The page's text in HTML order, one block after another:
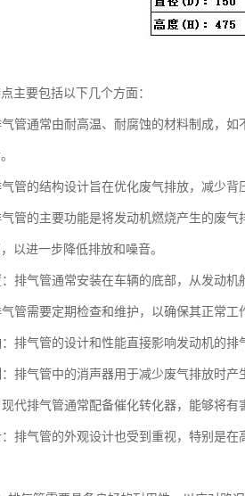
主要包括以下几个方面：
管通常由耐高温、耐腐蚀的材料制成，
管的结构设计旨在优化废气排放，减少
管的主要功能是将发动机燃烧产生的废
以进一步降低排放和噪音。
排气管通常安装在车辆的底部，从发动
管需要定期检查和维护，以确保其正常
排气管的设计和性能直接影响发动机的
排气管中的消声器用于减少废气排放时产
代排气管通常配备催化转化器，能够将有
排气管的外观设计也受到重视，特别是